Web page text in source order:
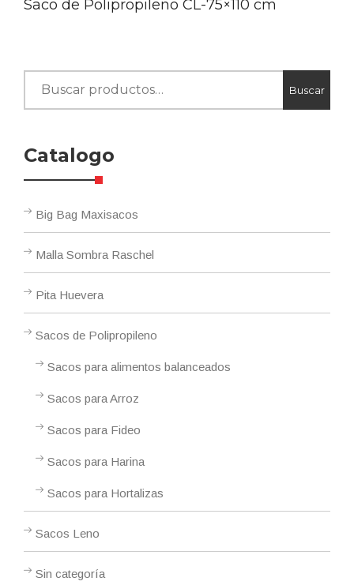
Saco de Polipropileno CL-75×110 cm
Buscar
Catalogo
Big Bag Maxisacos
Malla Sombra Raschel
Pita Huevera
Sacos de Polipropileno
Sacos para alimentos balanceados
Sacos para Arroz
Sacos para Fideo
Sacos para Harina
Sacos para Hortalizas
Sacos Leno
Sin categoría